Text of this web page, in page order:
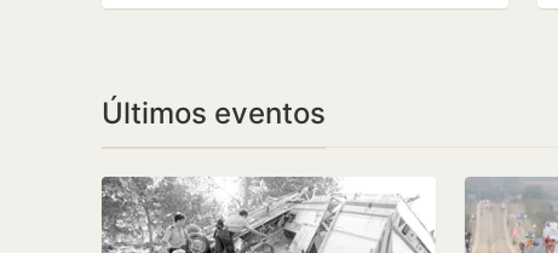
Últimos eventos